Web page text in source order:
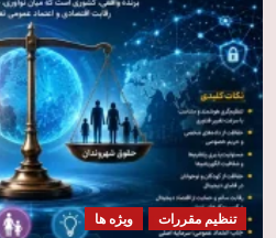
تنظیم مقررات ویژه ها